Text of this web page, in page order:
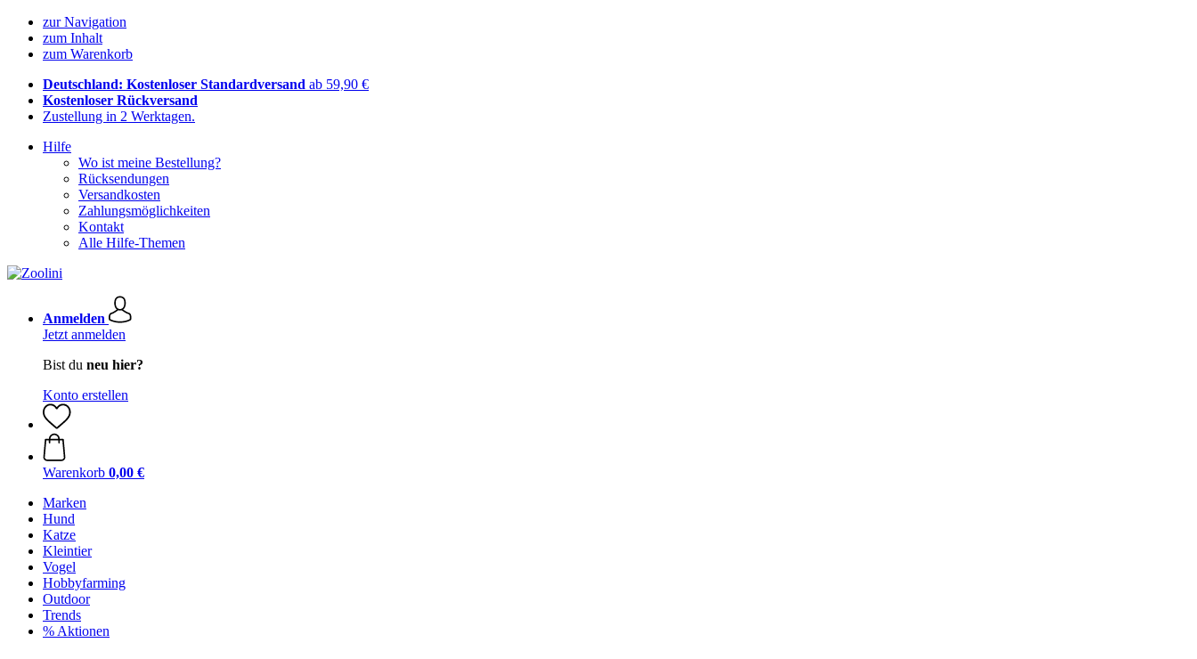
zur Navigation
zum Inhalt
zum Warenkorb
Deutschland: Kostenloser Standardversand ab 59,90 €
Kostenloser Rückversand
Zustellung in 2 Werktagen.
Hilfe
Wo ist meine Bestellung?
Rücksendungen
Versandkosten
Zahlungsmöglichkeiten
Kontakt
Alle Hilfe-Themen
Anmelden
Jetzt anmelden
Bist du neu hier?
Konto erstellen
Warenkorb 0,00 €
Marken
Hund
Katze
Kleintier
Vogel
Hobbyfarming
Outdoor
Trends
% Aktionen